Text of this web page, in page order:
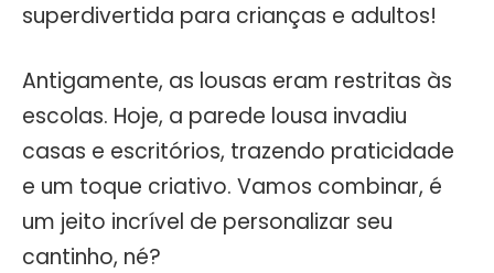
superdivertida para crianças e adultos!
Antigamente, as lousas eram restritas às
escolas. Hoje, a parede lousa invadiu
casas e escritórios, trazendo praticidade
e um toque criativo. Vamos combinar, é
um jeito incrível de personalizar seu
cantinho, né?